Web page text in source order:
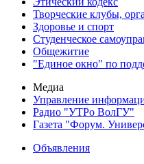
Творческие клубы,
Здоровье и спорт
Студенческое
Общежитие
"Единое окно" по
Медиа
Управление
Радио "УТРо ВолГУ"
Газета "Форум.
Объявления